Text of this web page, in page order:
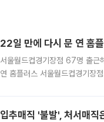
22일 만에 다시 문 연 홈
서울월드컵경기장점 67명 출
연 홈플러스 서울월드컵경기장
입추매직 '불발', 처서매